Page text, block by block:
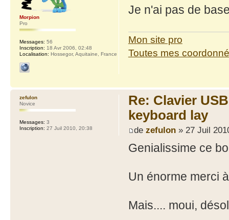
Je n'ai pas de
Mon site pro
Toutes mes
Morpion
Pro
Messages: 56
Inscription: 18 Avr 2006, 02:48
Localisation: Hossegor, Aquitaine, France
Re: Clavier
keyboard lay
de zefulon» 27 Juil
Genialissime ce
Un énorme merci
Mais.... moui,
zefulon
Novice
Messages: 3
Inscription: 27 Juil 2010, 20:38